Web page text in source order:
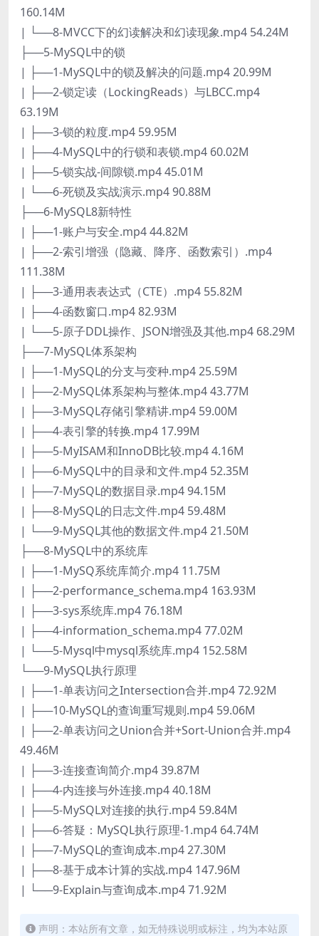
160.14M
| └──8-MVCC下的幻读解决和幻读现象.mp4 54.24M
├──5-MySQL中的锁
| ├──1-MySQL中的锁及解决的问题.mp4 20.99M
| ├──2-锁定读（LockingReads）与LBCC.mp4
63.19M
| ├──3-锁的粒度.mp4 59.95M
| ├──4-MySQL中的行锁和表锁.mp4 60.02M
| ├──5-锁实战-间隙锁.mp4 45.01M
| └──6-死锁及实战演示.mp4 90.88M
├──6-MySQL8新特性
| ├──1-账户与安全.mp4 44.82M
| ├──2-索引增强（隐藏、降序、函数索引）.mp4
111.38M
| ├──3-通用表表达式（CTE）.mp4 55.82M
| ├──4-函数窗口.mp4 82.93M
| └──5-原子DDL操作、JSON增强及其他.mp4 68.29M
├──7-MySQL体系架构
| ├──1-MySQL的分支与变种.mp4 25.59M
| ├──2-MySQL体系架构与整体.mp4 43.77M
| ├──3-MySQL存储引擎精讲.mp4 59.00M
| ├──4-表引擎的转换.mp4 17.99M
| ├──5-MyISAM和InnoDB比较.mp4 4.16M
| ├──6-MySQL中的目录和文件.mp4 52.35M
| ├──7-MySQL的数据目录.mp4 94.15M
| ├──8-MySQL的日志文件.mp4 59.48M
| └──9-MySQL其他的数据文件.mp4 21.50M
├──8-MySQL中的系统库
| ├──1-MySQ系统库简介.mp4 11.75M
| ├──2-performance_schema.mp4 163.93M
| ├──3-sys系统库.mp4 76.18M
| ├──4-information_schema.mp4 77.02M
| └──5-Mysql中mysql系统库.mp4 152.58M
└──9-MySQL执行原理
| ├──1-单表访问之Intersection合并.mp4 72.92M
| ├──10-MySQL的查询重写规则.mp4 59.06M
| ├──2-单表访问之Union合并+Sort-Union合并.mp4
49.46M
| ├──3-连接查询简介.mp4 39.87M
| ├──4-内连接与外连接.mp4 40.18M
| ├──5-MySQL对连接的执行.mp4 59.84M
| ├──6-答疑：MySQL执行原理-1.mp4 64.74M
| ├──7-MySQL的查询成本.mp4 27.30M
| ├──8-基于成本计算的实战.mp4 147.96M
| └──9-Explain与查询成本.mp4 71.92M
声明：本站所有文章，如无特殊说明或标注，均为本站原